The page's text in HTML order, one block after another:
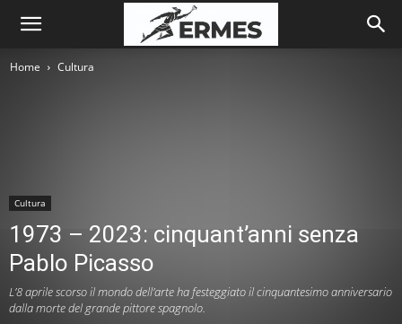
Home Cultura
Cultura
1973 – 2023: cinquant’anni senza
Pablo Picasso
L’8 aprile scorso il mondo dell’arte ha festeggiato il cinquantesimo anniversario
dalla morte del grande pittore spagnolo.